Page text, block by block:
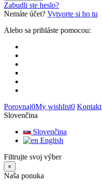
Zabudli ste heslo?
Nemáte účet? Vytvorte si ho tu
Alebo sa prihláste pomocou:
Porovnaj0My wishlist0 Kontakt
Slovenčina
Slovenčina
English
Filtrujte svoj výber
×
Naša ponuka